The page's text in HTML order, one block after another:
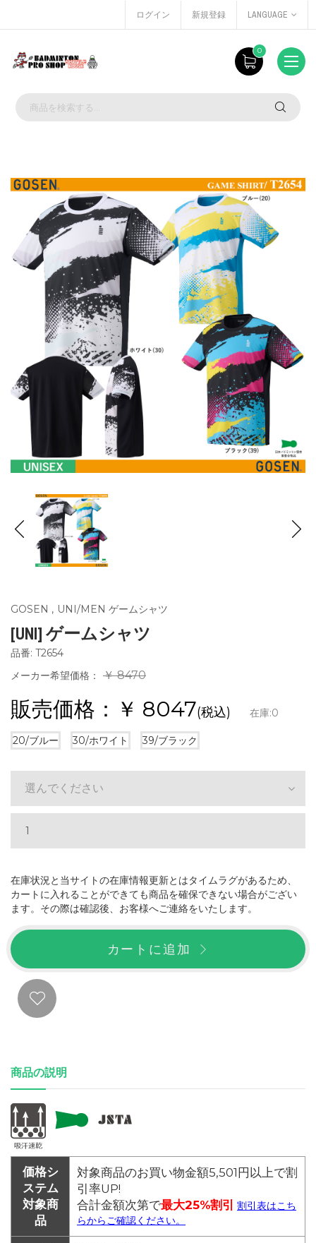
ログイン 新規登録 LANGUAGE
0
GOSEN , UNI/MEN ゲームシャツ
[UNI] ゲームシャツ
品番: T2654
メーカー希望価格：
￥ 8470
販売価格：￥ 8047(税込) 在庫:0
20/ブルー 30/ホワイト 39/ブラック
選んでください
在庫状況と当サイトの在庫情報更新とはタイムラグがあるため、
カートに入れることができても商品を確保できない場合がござい
ます。その際は確認後、お客様へご連絡をいたします。
カートに追加
商品の説明
価格シ
ステム
対象商
品
対象商品のお買い物金額5,501円以上で割
引率UP!
合計金額次第で最大25%割引
割引表はこち
らからご確認ください。